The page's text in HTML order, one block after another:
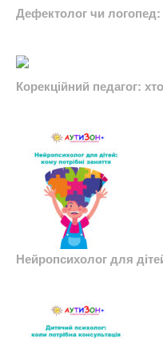
Дефектолог чи логопед:
Корекційний педагог:
Нейропсихолог для